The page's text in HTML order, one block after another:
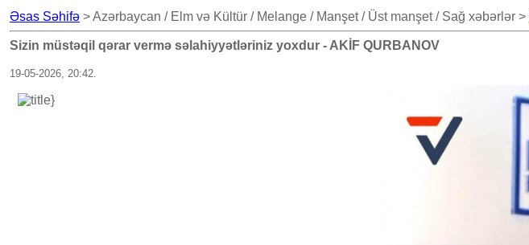
Əsas Səhifə > Azərbaycan / Elm və Kültür / Melange / Manşet / Üst manşet / Sağ xəbərlər >
Sizin müstəqil qərar vermə səlahiyyətləriniz yoxdur - AKİF QURBANOV
19-05-2026, 20:42.